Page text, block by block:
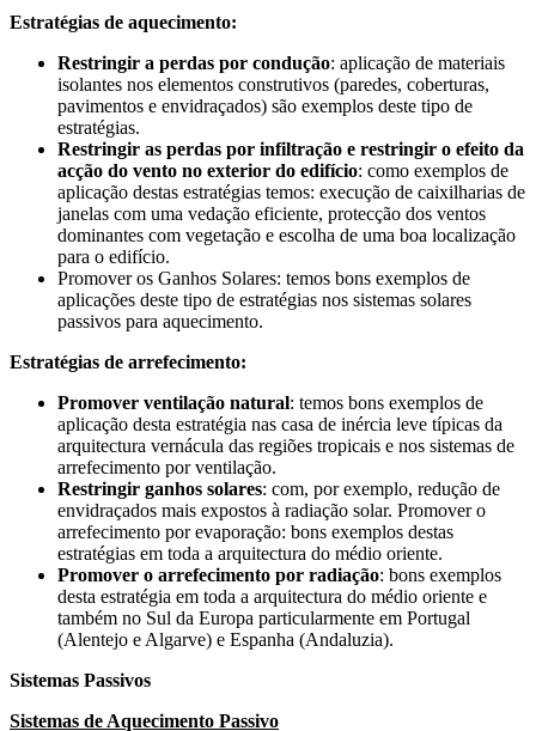
Estratégias de aquecimento:
Restringir a perdas por condução: aplicação de materiais
isolantes nos elementos construtivos (paredes, coberturas,
pavimentos e envidraçados) são exemplos deste tipo de
estratégias.
Restringir as perdas por infiltração e restringir o efeito da
acção do vento no exterior do edifício: como exemplos de
aplicação destas estratégias temos: execução de caixilharias de
janelas com uma vedação eficiente, protecção dos ventos
dominantes com vegetação e escolha de uma boa localização
para o edifício.
Promover os Ganhos Solares: temos bons exemplos de
aplicações deste tipo de estratégias nos sistemas solares
passivos para aquecimento.
Estratégias de arrefecimento:
Promover ventilação natural: temos bons exemplos de
aplicação desta estratégia nas casa de inércia leve típicas da
arquitectura vernácula das regiões tropicais e nos sistemas de
arrefecimento por ventilação.
Restringir ganhos solares: com, por exemplo, redução de
envidraçados mais expostos à radiação solar. Promover o
arrefecimento por evaporação: bons exemplos destas
estratégias em toda a arquitectura do médio oriente.
Promover o arrefecimento por radiação: bons exemplos
desta estratégia em toda a arquitectura do médio oriente e
também no Sul da Europa particularmente em Portugal
(Alentejo e Algarve) e Espanha (Andaluzia).
Sistemas Passivos
Sistemas de Aquecimento Passivo